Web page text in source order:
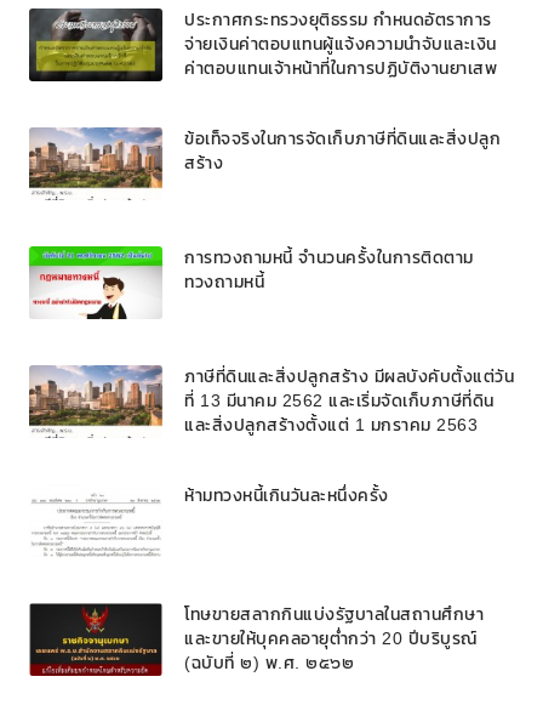
ประกาศกระทรวงยุติธรรม กำหนดอัตราการ
จ่ายเงินค่าตอบแทนผู้แจ้งความนำจับและเงิน
ค่าตอบแทนเจ้าหน้าที่ในการปฏิบัติงานยาเสพ
ข้อเท็จจริงในการจัดเก็บภาษีที่ดินและสิ่งปลูก
สร้าง
การทวงถามหนี้ จำนวนครั้งในการติดตาม
ทวงถามหนี้
ภาษีที่ดินและสิ่งปลูกสร้าง มีผลบังคับตั้งแต่วัน
ที่ 13 มีนาคม 2562 และเริ่มจัดเก็บภาษีที่ดิน
และสิ่งปลูกสร้างตั้งแต่ 1 มกราคม 2563
ห้ามทวงหนี้เกินวันละหนึ่งครั้ง
โทษขายสลากกินแบ่งรัฐบาลในสถานศึกษา
และขายให้บุคคลอายุต่ำกว่า 20 ปีบริบูรณ์
(ฉบับที่ ๒) พ.ศ. ๒๕๖๒